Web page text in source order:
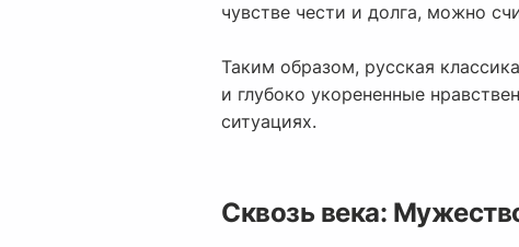
чувстве чести и долга, можно
Таким образом, русская
и глубоко укорененные
ситуациях.
Сквозь века: